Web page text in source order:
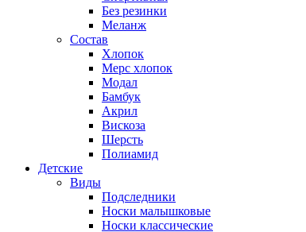
Без резинки
Меланж
Состав
Хлопок
Мерс хлопок
Модал
Бамбук
Акрил
Вискоза
Шерсть
Полиамид
Детские
Виды
Подследники
Носки малышковые
Носки классические